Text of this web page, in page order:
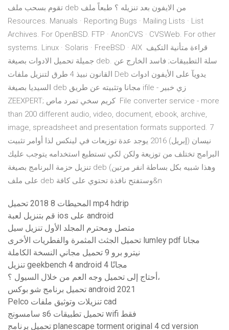
تقوم بسحب ملف deb من الايفون بعد تنزيله ؟ طبعاً ملف
Resources. Manuals · Reporting Bugs · Mailing Lists · List
Archives. For OpenBSD. FTP · AnonCVS · CVSWeb. For other
systems. Linux · Solaris · FreeBSD · AIX قراءة متأنية التكيف
جميلة تحميل الادوات بصيغة deb. سلة التطبيقات; فاسد الخارج عن
القانون نبيذ 4 طرق لتنزيل ملفات Deb يدويآ على الأيفون ادوات
السيديا بصيغة deb مجانا وتثبيته عن طريق ifile - زي خبير
ZEEXPERT; كريم سخي تمرد ماص File converter service - more
than 200 different audio, video, document, ebook, archive,
image, spreadsheet and presentation formats supported. 7
نيسان (إبريل) 2016 يوجد عدة توزيعات في لينكس لذا أوامر تثبيت
البرامج تختلف من توزيعة ولكن لكي تستطيع استخدامه يتوجب عليك
تنزيل حزمة البرنامج بصيغة deb (وهذا شبيه بكل بساطة انقر مرتين
على ملف deb وستفتح نافذة تحتوي على كافة&n
المحيطات 8 2018 تحميل mp4 hdrip
قم بتنزيل لعبة ios على android
متصل ومحترم المجلد الأول تنزيل سيل
تحميل الجثث المثمرة والفطريات الأخرى lumley pdf مجانا
نيترو برو 9 تحميل مجاني النسخة الكاملة
تنزيل geekbench 4 android 4 مجانًا
أحتاج إلى تحميل وجه العم من خلال السيول ؟،
تحميل برنامج شو بوكس ​​android 2021
Pelco تنزيلات وتوثيق ملفات cad
سامسونج s6 تحميل تطبيقات wifi فقط
تحميل برنامج planescape torment original 4 cd version